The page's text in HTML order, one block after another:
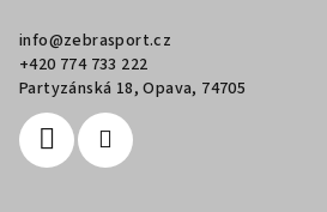
info@zebrasport.cz
+420 774 733 222
Partyzánská 18, Opava, 74705